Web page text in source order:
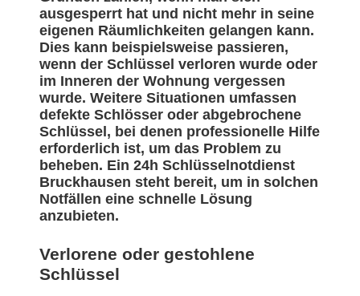
ausgesperrt hat und nicht mehr in seine
eigenen Räumlichkeiten gelangen kann.
Dies kann beispielsweise passieren,
wenn der Schlüssel verloren wurde oder
im Inneren der Wohnung vergessen
wurde. Weitere Situationen umfassen
defekte Schlösser oder abgebrochene
Schlüssel, bei denen professionelle Hilfe
erforderlich ist, um das Problem zu
beheben. Ein 24h Schlüsselnotdienst
Bruckhausen steht bereit, um in solchen
Notfällen eine schnelle Lösung
anzubieten.
Verlorene oder gestohlene
Schlüssel